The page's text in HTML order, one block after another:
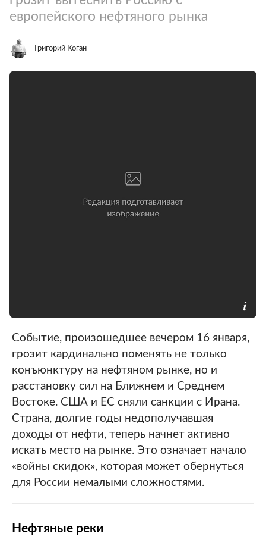
европейского нефтяного рынка
Григорий Коган
Событие, произошедшее вечером 16 января,
грозит кардинально поменять не только
конъюнктуру на нефтяном рынке, но и
расстановку сил на Ближнем и Среднем
Востоке. США и ЕС сняли санкции с Ирана.
Страна, долгие годы недополучавшая
доходы от нефти, теперь начнет активно
искать место на рынке. Это означает начало
«войны скидок», которая может обернуться
для России немалыми сложностями.
Нефтяные реки